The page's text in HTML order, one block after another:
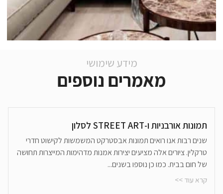
מידע שימושי
מאמרים נוספים
תמונות אורבניות ו-STREET ART לסלון
שנים רבות אנו רואים תמונות אבסטרקט המשמשות לקישוט חדרי
טרקלין. ציורים אלה מציעים יצירות אמנות מדהימות המייצרות תחושה
של חום בבית. כמו כן נוספו בשנים...
קרא עוד >>